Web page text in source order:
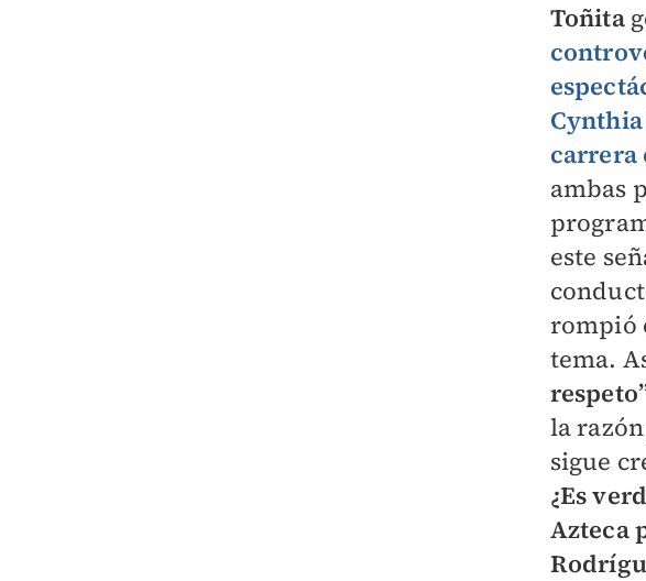
Toñita
carrera
ambas
este
rompió
tema.
la
sigue
¿Es
Azteca